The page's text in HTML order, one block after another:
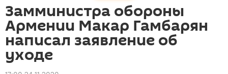
Замминистра обороны
Армении Макар Гамбарян
написал заявление об
уходе